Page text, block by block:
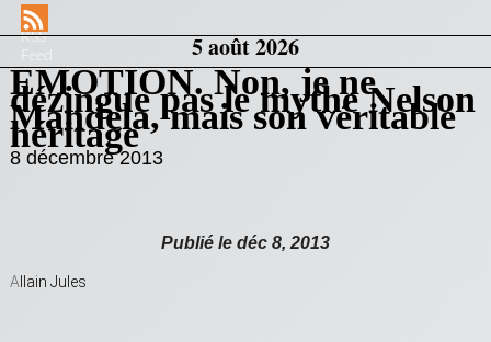
RSS
Feed
5 août 2026
EMOTION. Non, je ne
dézingue pas le mythe Nelson
Mandela, mais son véritable
héritage
8 décembre 2013
Publié le déc 8, 2013
A llain Jules